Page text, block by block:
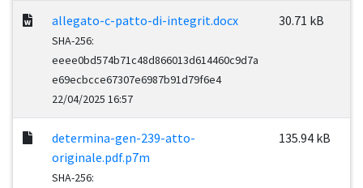
allegato-c-patto-di-integrit.docx
SHA-256:
eeee0bd574b71c48d866013d614460c9d7a
e69ecbcce67307e6987b91d79f6e4
22/04/2025 16:57
30.71 kB
determina-gen-239-atto-
originale.pdf.p7m
SHA-256:
135.94 kB